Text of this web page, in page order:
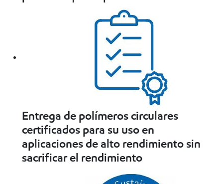
Entrega de polímeros circulares
certificados para su uso en
aplicaciones de alto rendimiento sin
sacrificar el rendimiento